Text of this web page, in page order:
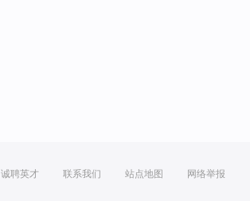
诚聘英才 联系我们 站点地图 网络举报